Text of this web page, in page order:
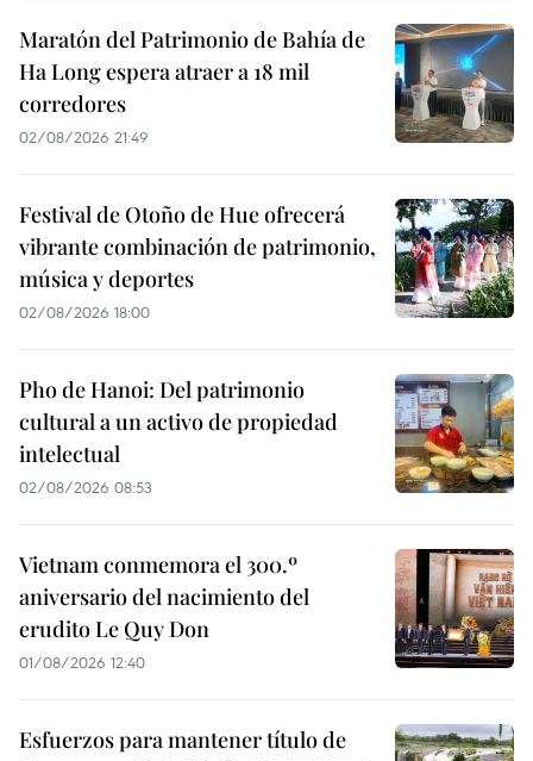
Maratón del Patrimonio de Bahía de
Ha Long espera atraer a 18 mil
corredores
02/08/2026 21:49
Festival de Otoño de Hue ofrecerá
vibrante combinación de patrimonio,
música y deportes
02/08/2026 18:00
Pho de Hanoi: Del patrimonio
cultural a un activo de propiedad
intelectual
02/08/2026 08:53
Vietnam conmemora el 300.º
aniversario del nacimiento del
erudito Le Quy Don
01/08/2026 12:40
Esfuerzos para mantener título de